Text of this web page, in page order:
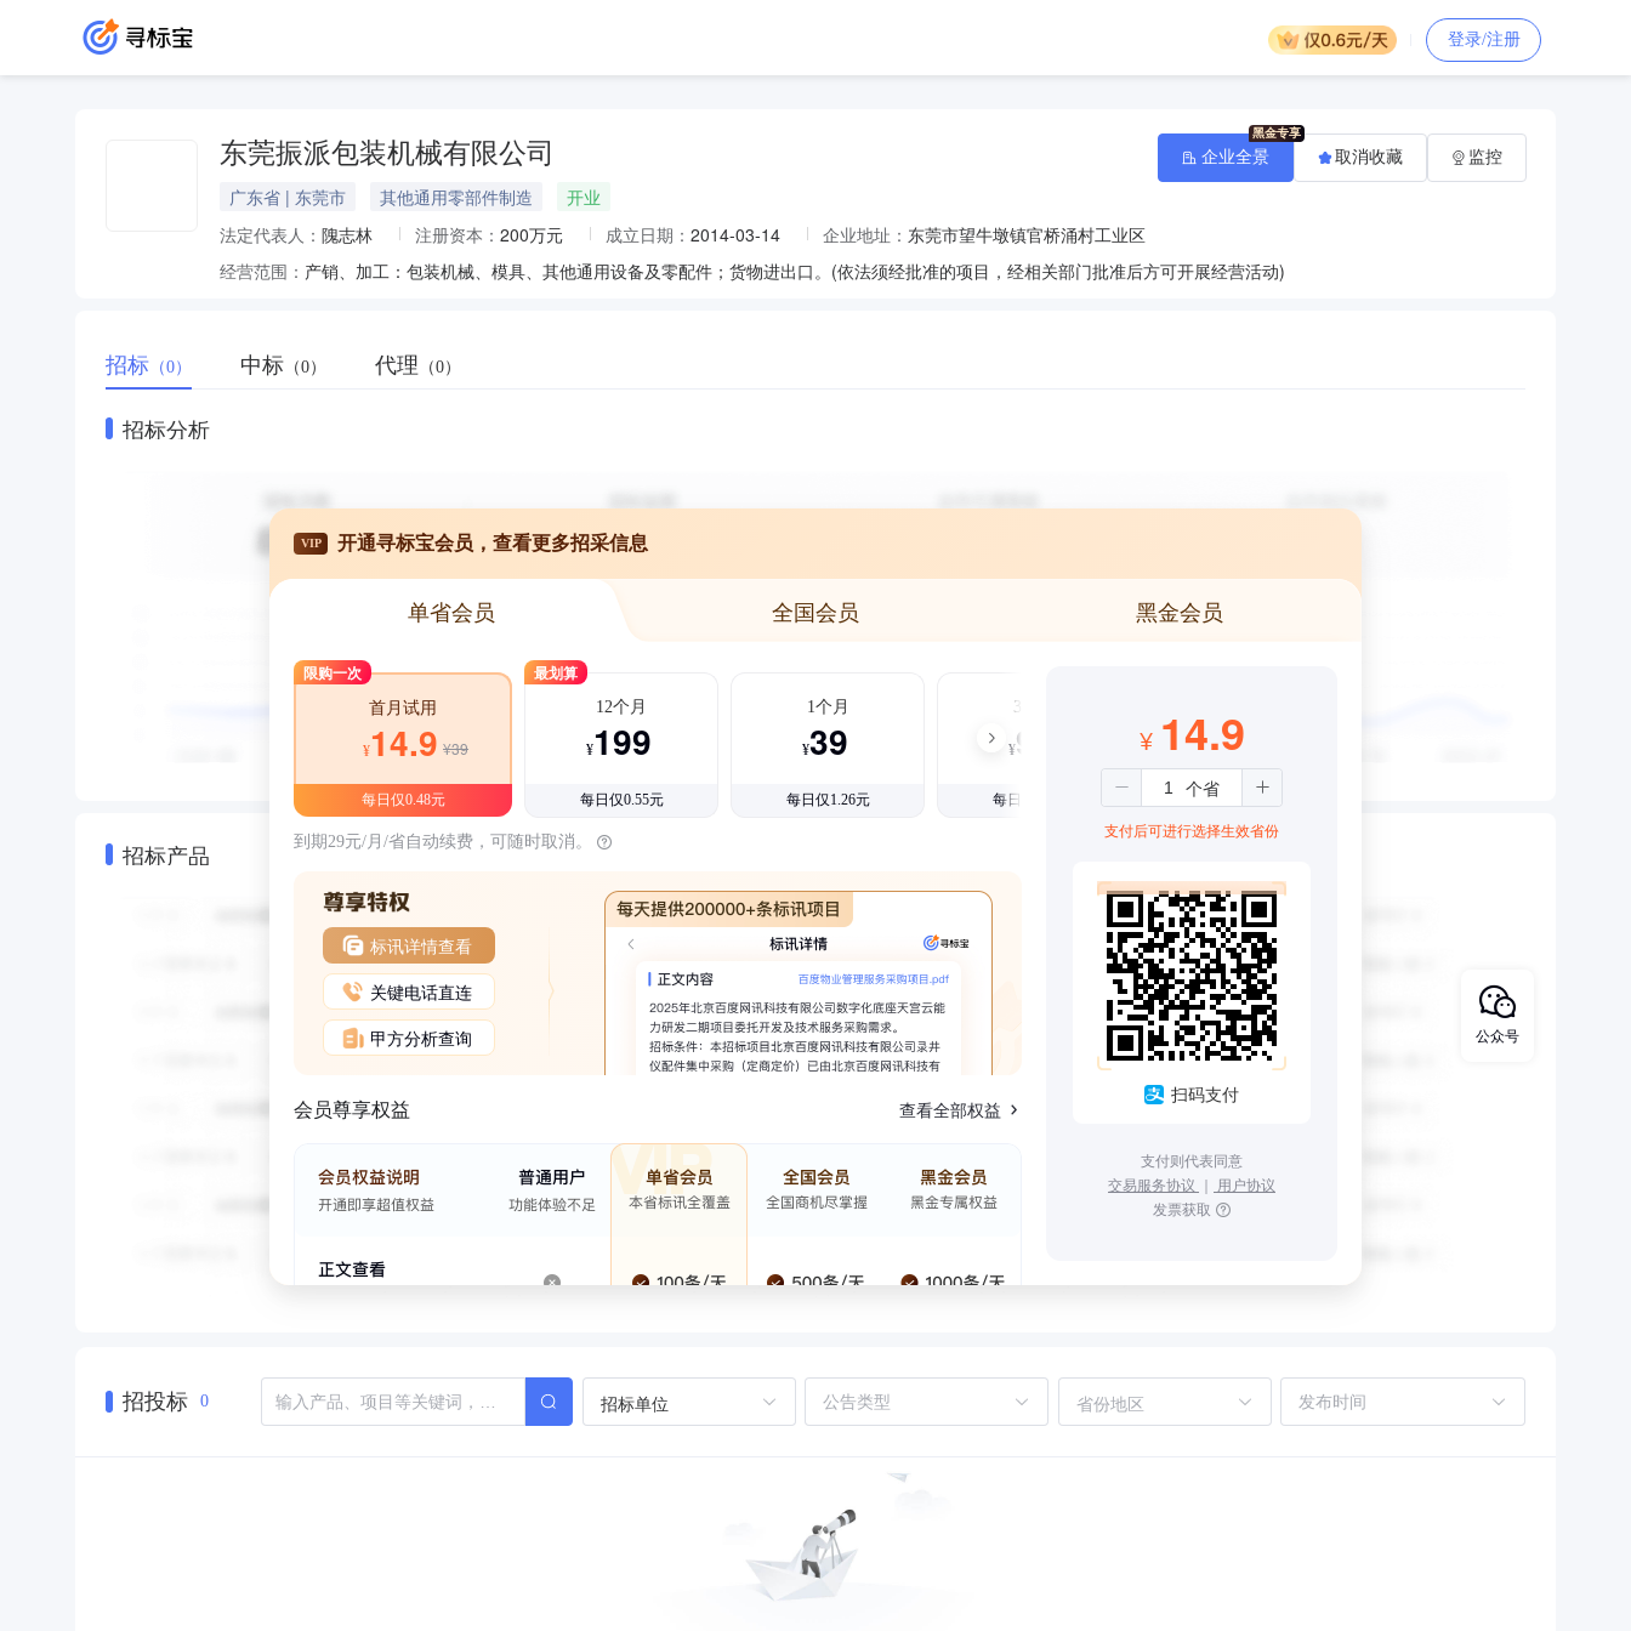
登录/注册
东莞振派包装机械有限公司
广东省 | 东莞市 其他通用零部件制造
开业
法定代表人： 隗志林 注册资本： 200万元 成立日期： 2014-03-14 企业地址： 东莞市望牛墩镇官桥涌村工业区
经营范围： 产销、加工：包装机械、模具、其他通用设备及零配件；货物进出口。(依法须经批准的项目，经相关部门批准后方可开展经营活动)
企业全景 取消收藏 监控
招标 （0） 中标 （0） 代理 （0）
招标分析
招标产品
VIP 开通寻标宝会员，查看更多招采信息
单省会员 全国会员 黑金会员
限购一次
首月试用
¥14.9 ¥39
每日仅0.48元
最划算
12个月
¥199
每日仅0.55元
1个月
¥39
每日仅1.26元
3个月
¥99
每日仅1.08元
到期29元/月/省自动续费，可随时取消。
标讯详情查看
关键电话直连
甲方分析查询
会员尊享权益 查看全部权益
¥ 14.9
支付后可进行选择生效省份
扫码支付
支付则代表同意
交易服务协议 ｜ 用户协议
发票获取
招投标 0 招标单位 省份地区
公众号